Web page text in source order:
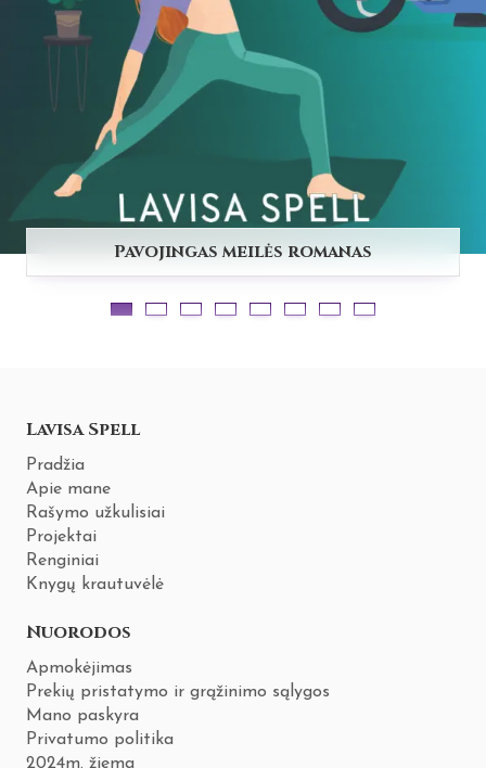
Pavojingas meilės romanas
Lavisa Spell
Pradžia
Apie mane
Rašymo užkulisiai
Projektai
Renginiai
Knygų krautuvėlė
Nuorodos
Apmokėjimas
Prekių pristatymo ir grąžinimo sąlygos
Mano paskyra
Privatumo politika
2024m. žiema